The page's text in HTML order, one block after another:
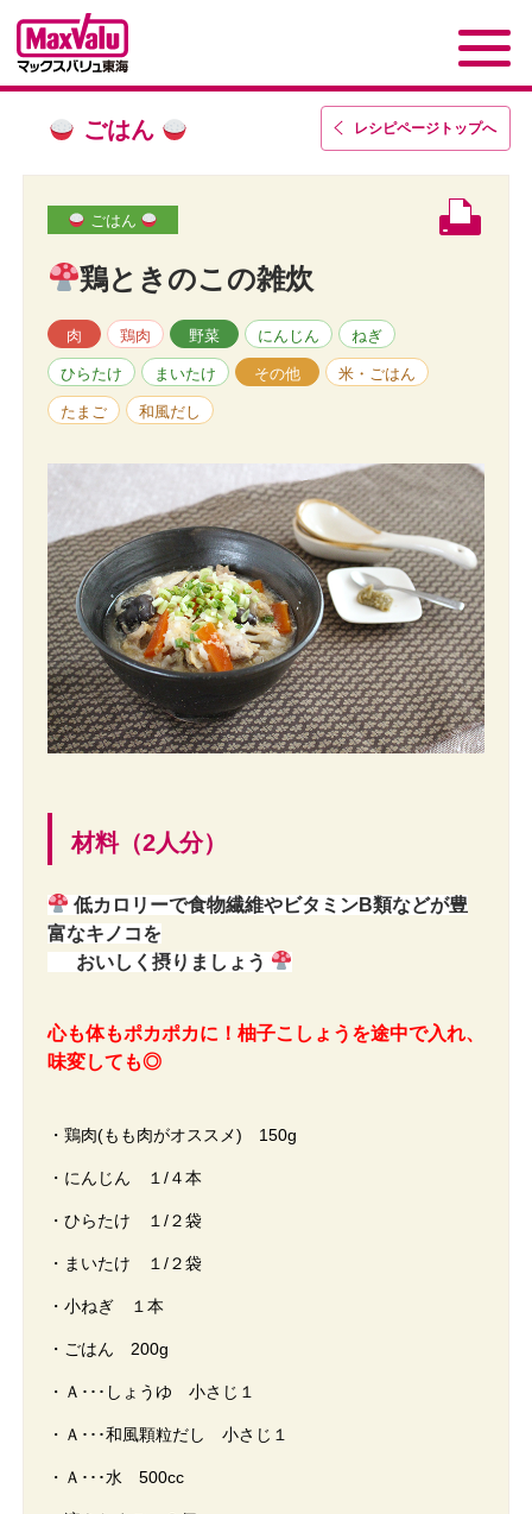
レシピページトップへ
ごはん
ごはん
鶏ときのこの雑炊
肉 鶏肉 野菜 にんじん ねぎ
ひらたけ まいたけ その他 米・ごはん
たまご 和風だし
材料（2人分）
低カロリーで食物繊維やビタミンB類などが豊
富なキノコを
おいしく摂りましょう
心も体もポカポカに！柚子こしょうを途中で入れ、
味変しても◎
・鶏肉(もも肉がオススメ) 150g
・にんじん １/４本
・ひらたけ １/２袋
・まいたけ １/２袋
・小ねぎ １本
・ごはん 200g
・Ａ･･･しょうゆ 小さじ１
・Ａ･･･和風顆粒だし 小さじ１
・Ａ･･･水 500cc